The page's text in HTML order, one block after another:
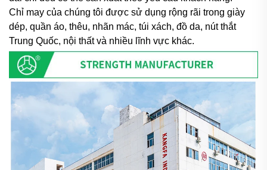
Chỉ may của chúng tôi được sử dụng rộng rãi trong giày
dép, quần áo, thêu, nhãn mác, túi xách, đồ da, nút thắt
Trung Quốc, nội thất và nhiều lĩnh vực khác.